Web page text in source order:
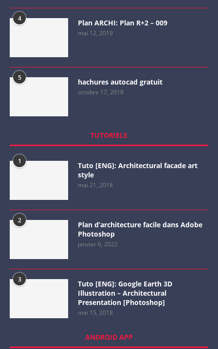
4 Plan ARCHI: Plan R+2 – 009
mai 12, 2019
5 hachures autocad gratuit
octobre 17, 2018
TUTORIELS
1
Tuto [ENG]: Architectural facade art
style
mai 21, 2018
2
Plan d’architecture facile dans Adobe
Photoshop
janvier 6, 2022
3
Tuto [ENG]: Google Earth 3D
Illustration – Architectural
Presentation [Photoshop]
mai 15, 2018
ANDROID APP